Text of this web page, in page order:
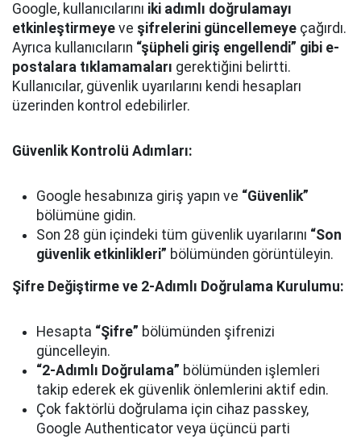
Google, kullanıcılarını iki adımlı doğrulamayı
etkinleştirmeye ve şifrelerini güncellemeye çağırdı.
Ayrıca kullanıcıların “şüpheli giriş engellendi” gibi e-
postalara tıklamamaları gerektiğini belirtti.
Kullanıcılar, güvenlik uyarılarını kendi hesapları
üzerinden kontrol edebilirler.
Güvenlik Kontrolü Adımları:
Google hesabınıza giriş yapın ve “Güvenlik”
bölümüne gidin.
Son 28 gün içindeki tüm güvenlik uyarılarını “Son
güvenlik etkinlikleri” bölümünden görüntüleyin.
Şifre Değiştirme ve 2-Adımlı Doğrulama Kurulumu:
Hesapta “Şifre” bölümünden şifrenizi
güncelleyin.
“2-Adımlı Doğrulama” bölümünden işlemleri
takip ederek ek güvenlik önlemlerini aktif edin.
Çok faktörlü doğrulama için cihaz passkey,
Google Authenticator veya üçüncü parti